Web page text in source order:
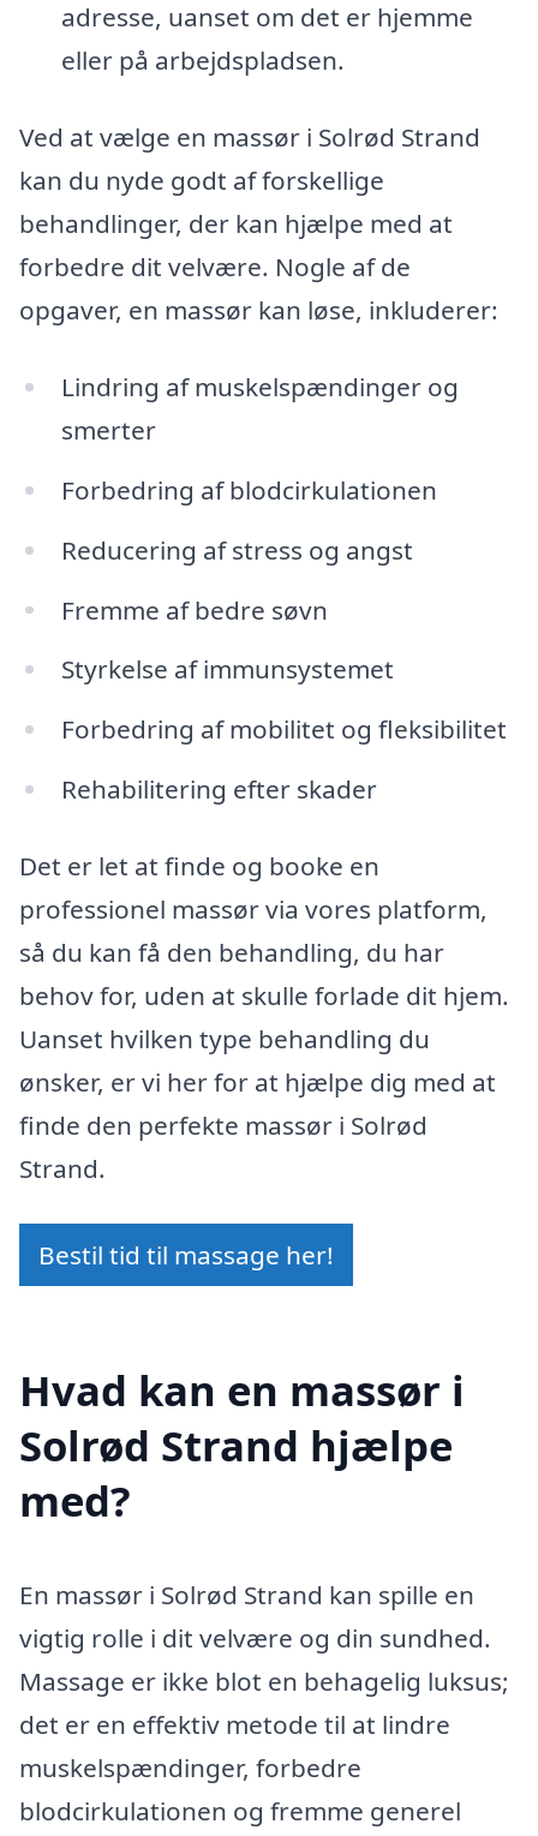
adresse, uanset om det er hjemme
eller på arbejdspladsen.
Ved at vælge en massør i Solrød Strand
kan du nyde godt af forskellige
behandlinger, der kan hjælpe med at
forbedre dit velvære. Nogle af de
opgaver, en massør kan løse, inkluderer:
Lindring af muskelspændinger og
smerter
Forbedring af blodcirkulationen
Reducering af stress og angst
Fremme af bedre søvn
Styrkelse af immunsystemet
Forbedring af mobilitet og fleksibilitet
Rehabilitering efter skader
Det er let at finde og booke en
professionel massør via vores platform,
så du kan få den behandling, du har
behov for, uden at skulle forlade dit hjem.
Uanset hvilken type behandling du
ønsker, er vi her for at hjælpe dig med at
finde den perfekte massør i Solrød
Strand.
Bestil tid til massage her!
Hvad kan en massør i
Solrød Strand hjælpe
med?
En massør i Solrød Strand kan spille en
vigtig rolle i dit velvære og din sundhed.
Massage er ikke blot en behagelig luksus;
det er en effektiv metode til at lindre
muskelspændinger, forbedre
blodcirkulationen og fremme generel